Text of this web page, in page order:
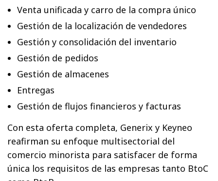
Venta unificada y carro de la compra único
Gestión de la localización de vendedores
Gestión y consolidación del inventario
Gestión de pedidos
Gestión de almacenes
Entregas
Gestión de flujos financieros y facturas
Con esta oferta completa, Generix y Keyneo
reafirman su enfoque multisectorial del
comercio minorista para satisfacer de forma
única los requisitos de las empresas tanto BtoC